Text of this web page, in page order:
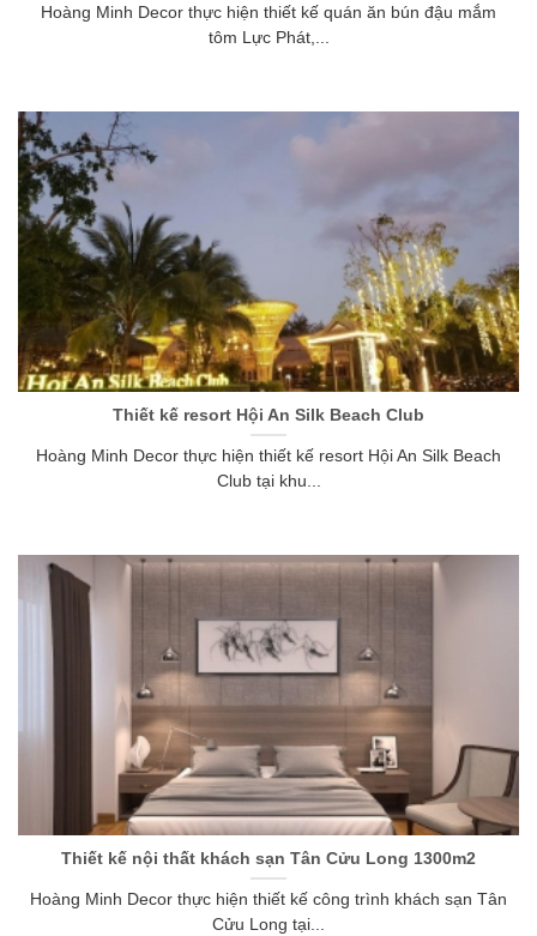
Hoàng Minh Decor thực hiện thiết kế quán ăn bún đậu mắm
tôm Lực Phát,...
Thiết kế resort Hội An Silk Beach Club
Hoàng Minh Decor thực hiện thiết kế resort Hội An Silk Beach
Club tại khu...
Thiết kế nội thất khách sạn Tân Cửu Long 1300m2
Hoàng Minh Decor thực hiện thiết kế công trình khách sạn Tân
Cửu Long tại...